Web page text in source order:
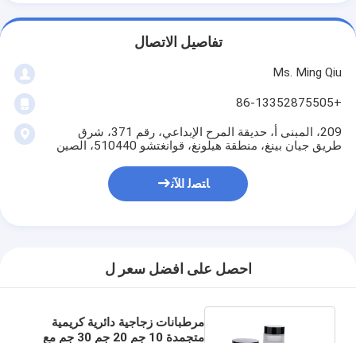
تفاصيل الاتصال
Ms. Ming Qiu
+86-13352875505
209، المبنى أ، حديقة المرح الإبداعي، رقم 371، شرق
طريق جيان بينغ، منطقة هيلونغ، قوانغتشو 510440، الصين
ﺎﺘﺼﻟ ﺍﻶﻧ
احصل على افضل سعر ل
مرطبانات زجاجية دائرية كريمية
متجمدة 10 جم 20 جم 30 جم مع